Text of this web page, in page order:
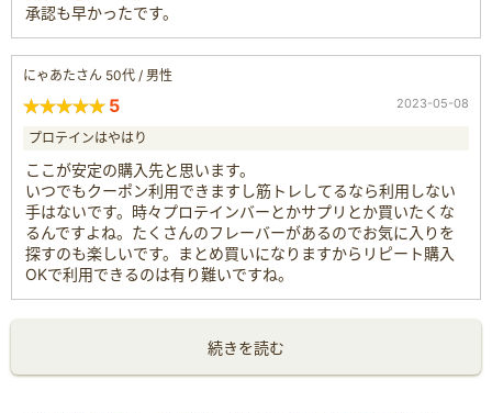
承認も早かったです。
にゃあたさん 50代 / 男性
5 2023-05-08
プロテインはやはり
ここが安定の購入先と思います。
いつでもクーポン利用できますし筋トレしてるなら利用しない
手はないです。時々プロテインバーとかサプリとか買いたくな
るんですよね。たくさんのフレーバーがあるのでお気に入りを
探すのも楽しいです。まとめ買いになりますからリピート購入
OKで利用できるのは有り難いですね。
続きを読む